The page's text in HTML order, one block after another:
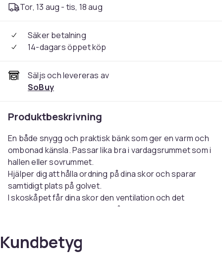
Tor, 13 aug - tis, 18 aug
Säker betalning
14-dagars öppet köp
Säljs och levereras av
SoBuy
Produktbeskrivning
En både snygg och praktisk bänk som ger en varm och
ombonad känsla. Passar lika bra i vardagsrummet som i
hallen eller sovrummet.
Hjälper dig att hålla ordning på dina skor och sparar
samtidigt plats på golvet.
I skoskåpet får dina skor den ventilation och det
utrymme de behöver för att hålla sig fräscha längre.
Material & Skötsel: Spån- och träfiberskiva med
Pappersfolie ,Tyg: fuskläder
Kundbetyg